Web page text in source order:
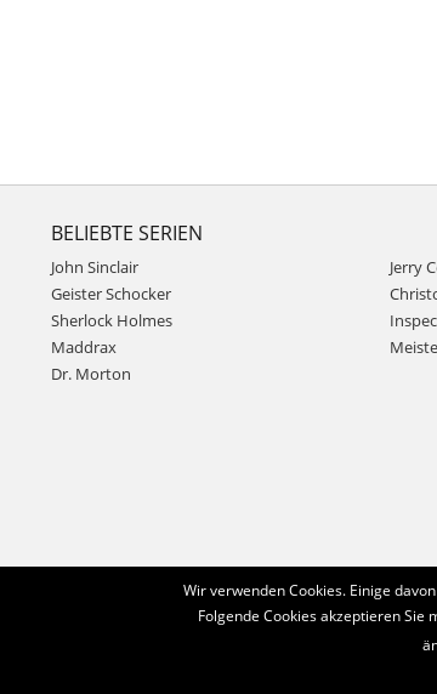
BELIEBTE SERIEN
John Sinclair
Geister Schocker
Sherlock Holmes
Maddrax
Dr. Morton
Jerry
Wir verwenden Cookies. Einige
Folgende Cookies akzeptieren